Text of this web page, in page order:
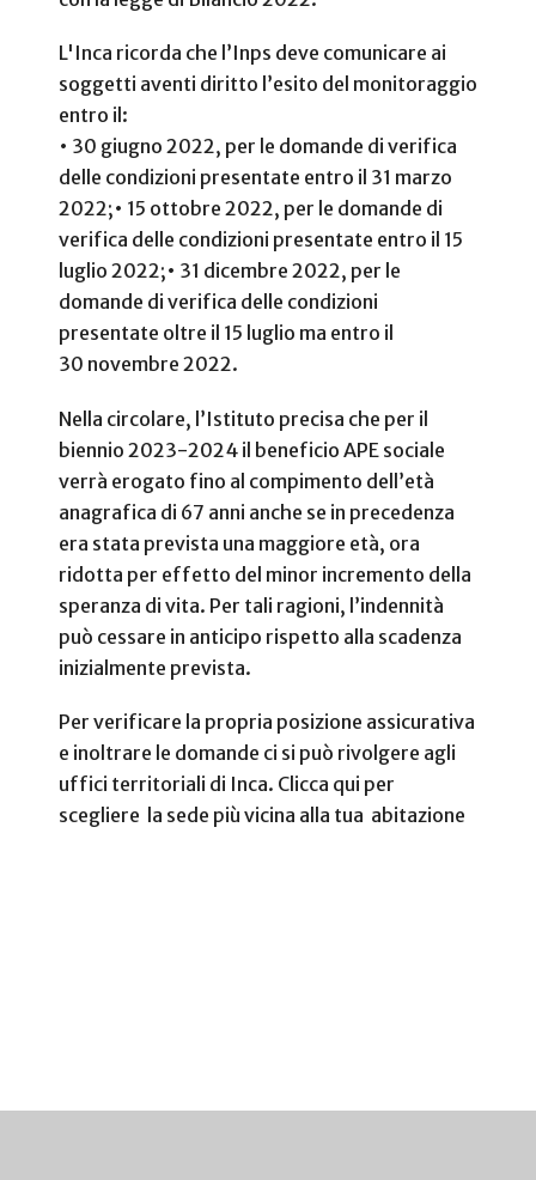
L'Inca ricorda che l’Inps deve comunicare ai
soggetti aventi diritto l’esito del monitoraggio
entro il:
• 30 giugno 2022, per le domande di verifica
delle condizioni presentate entro il 31 marzo
2022;• 15 ottobre 2022, per le domande di
verifica delle condizioni presentate entro il 15
luglio 2022;• 31 dicembre 2022, per le
domande di verifica delle condizioni
presentate oltre il 15 luglio ma entro il
30 novembre 2022.
Nella circolare, l’Istituto precisa che per il
biennio 2023-2024 il beneficio APE sociale
verrà erogato fino al compimento dell’età
anagrafica di 67 anni anche se in precedenza
era stata prevista una maggiore età, ora
ridotta per effetto del minor incremento della
speranza di vita. Per tali ragioni, l’indennità
può cessare in anticipo rispetto alla scadenza
inizialmente prevista.
Per verificare la propria posizione assicurativa
e inoltrare le domande ci si può rivolgere agli
uffici territoriali di Inca. Clicca qui per
scegliere la sede più vicina alla tua abitazione